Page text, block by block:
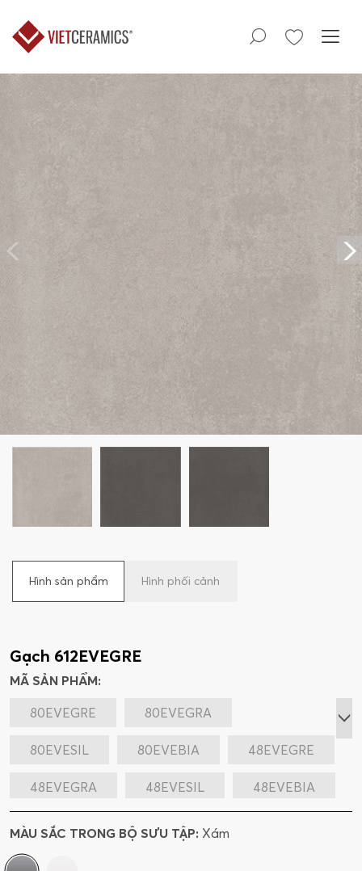
Hình sản phẩm Hình phối cảnh
Gạch 612EVEGRE
MÃ SẢN PHẨM:
80EVEGRE
80EVEGRA
80EVESIL 80EVEBIA 48EVEGRE
48EVEGRA 48EVESIL 48EVEBIA
612EVEGRE 612EVEGRA
612EVESIL
MÀU SẮC TRONG BỘ SƯU TẬP: Xám